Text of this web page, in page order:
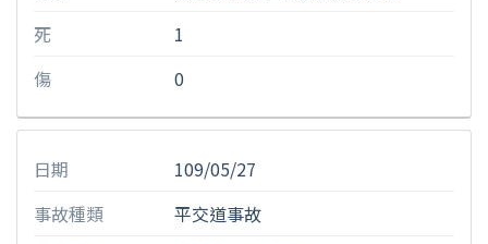
死
1
傷
0
日期
109/05/27
事故種類
平交道事故